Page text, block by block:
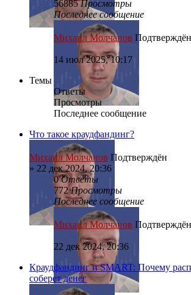
56885Просмотры
Последнее сообщение
Михаил Молчанов Подтверждён
14 июл 2025, 10:17
Темы
Ответы
Просмотры
Последнее сообщение
Что такое краудфандинг?
Михаил Молчанов Подтверждён
» 22 дек 2024, 20:36
0Ответы
772Просмотры
Последнее сообщение
Михаил Молчанов Подтверждён
22 дек 2024, 20:36
Краудфандинг и SMART: Почему
соберет денег